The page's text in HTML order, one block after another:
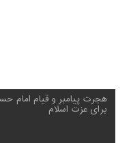
برای عزت اسلام